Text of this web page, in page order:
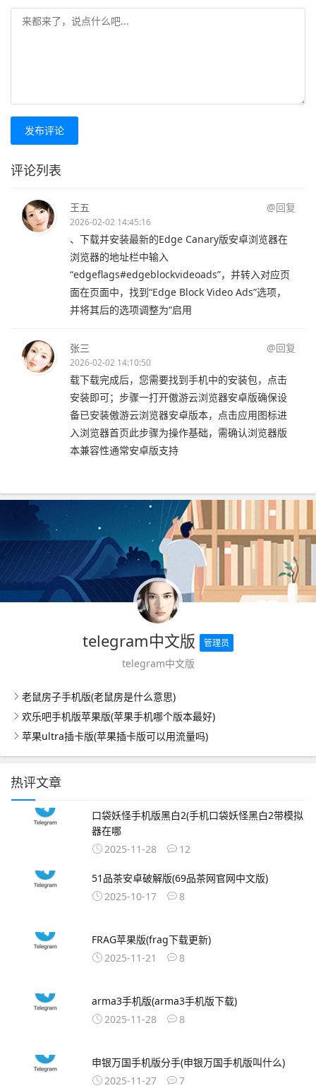
发布评论
评论列表
王五 @回复
2026-02-02 14:45:16
、下载并安装最新的Edge Canary版安卓浏览器在
浏览器的地址栏中输入
“edgeflags#edgeblockvideoads”，并转入对应页
面在页面中，找到“Edge Block Video Ads”选项，
并将其后的选项调整为“启用
张三 @回复
2026-02-02 14:10:50
载下载完成后，您需要找到手机中的安装包，点击
安装即可；步骤一打开傲游云浏览器安卓版确保设
备已安装傲游云浏览器安卓版本，点击应用图标进
入浏览器首页此步骤为操作基础，需确认浏览器版
本兼容性通常安卓版支持
telegram中文版 管理员
telegram中文版
老鼠房子手机版(老鼠房是什么意思)
欢乐吧手机版苹果版(苹果手机哪个版本最好)
苹果ultra插卡版(苹果插卡版可以用流量吗)
热评文章
口袋妖怪手机版黑白2(手机口袋妖怪黑白2带模拟
器在哪
2025-11-28
12
51品茶安卓破解版(69品茶网官网中文版)
2025-10-17
8
FRAG苹果版(frag下载更新)
2025-11-21
8
arma3手机版(arma3手机版下载)
2025-11-28
8
申银万国手机版分手(申银万国手机版叫什么)
2025-11-27
7